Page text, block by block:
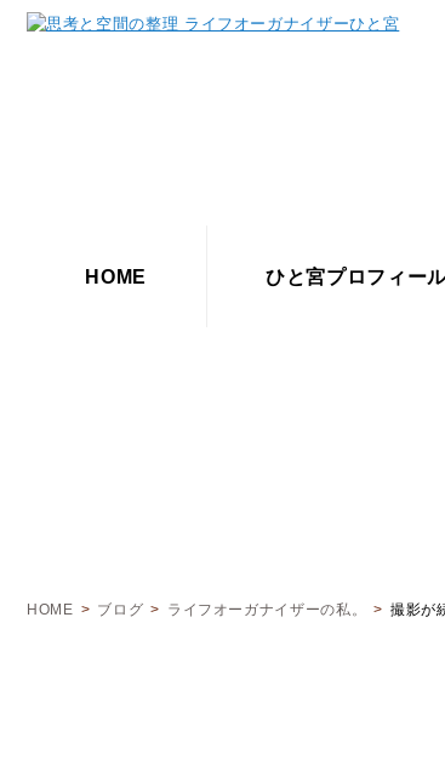
HOME ひと宮プロフィー
HOME ブログ ライフオーガナイザーの私。 撮影が